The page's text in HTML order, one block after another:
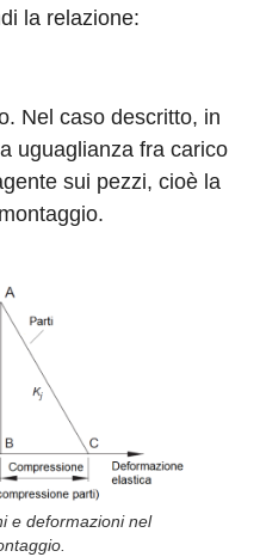
la relazione:
Nel caso descritto, in
uguaglianza fra carico
sui pezzi, cioè la
e deformazioni nel